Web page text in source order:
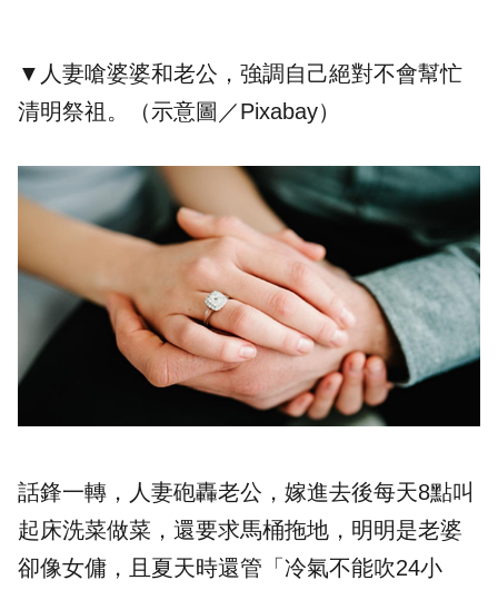
▼人妻嗆婆婆和老公，強調自己絕對不會幫忙
清明祭祖。（示意圖／Pixabay）
話鋒一轉，人妻砲轟老公，嫁進去後每天8點叫
起床洗菜做菜，還要求馬桶拖地，明明是老婆
卻像女傭，且夏天時還管「冷氣不能吹24小